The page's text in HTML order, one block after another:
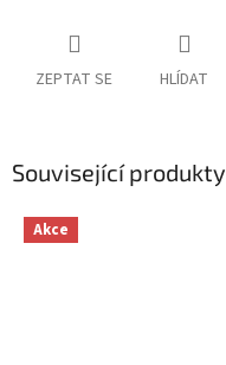
ZEPTAT SE HLÍDAT
Související produkty
Akce